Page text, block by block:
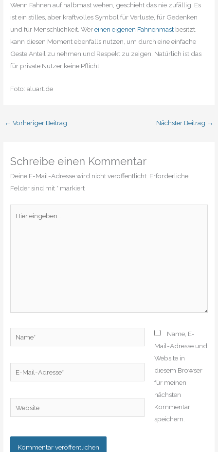
Wenn Fahnen auf halbmast wehen, geschieht das nie zufällig. Es
ist ein stilles, aber kraftvolles Symbol für Verluste, für Gedenken
und für Menschlichkeit. Wereinen eigenen Fahnenmast besitzt,
kann diesen Moment ebenfalls nutzen, um durch eine einfache
Geste Anteil zu nehmen und Respekt zu zeigen. Natürlich ist das
für private Nutzer keine Pflicht.
Foto: aluart.de
← Vorheriger Beitrag Nächster Beitrag →
Schreibe einen Kommentar
Deine E-Mail-Adresse wird nicht veröffentlicht. Erforderliche
Felder sind mit * markiert
eingeben…
Mail-
Website
Name, E-
Mail-Adresse und
Website in
diesem Browser
für meinen
nächsten
Kommentar
speichern.